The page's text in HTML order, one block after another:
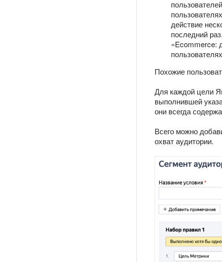
действие
последний
«Ecommerce:
Похожие
Для каждой цели
выполнившей
они всегда
Всего можно
охват аудитории.